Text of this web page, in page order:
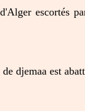
escortés
djemaa est